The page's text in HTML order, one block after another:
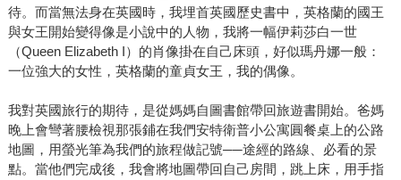
待。而當無法身在英國時，我埋首英國歷史書中，英格蘭的國王
與女王開始變得像是小說中的人物，我將一幅伊莉莎白一世
（Queen Elizabeth I）的肖像掛在自己床頭，好似瑪丹娜一般：
一位強大的女性，英格蘭的童貞女王，我的偶像。
我對英國旅行的期待，是從媽媽自圖書館帶回旅遊書開始。爸媽
晚上會彎著腰檢視那張鋪在我們安特衛普小公寓圓餐桌上的公路
地圖，用螢光筆為我們的旅程做記號──途經的路線、必看的景
點。當他們完成後，我會將地圖帶回自己房間，跳上床，用手指